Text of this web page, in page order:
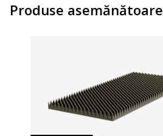
Produse asemănătoare